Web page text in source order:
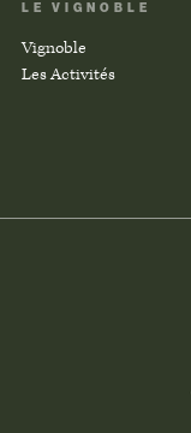
LE VIGNOBLE
Vignoble
Les Activités